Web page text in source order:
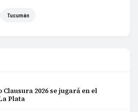
Tucumán
2026 se jugará en el
Plata